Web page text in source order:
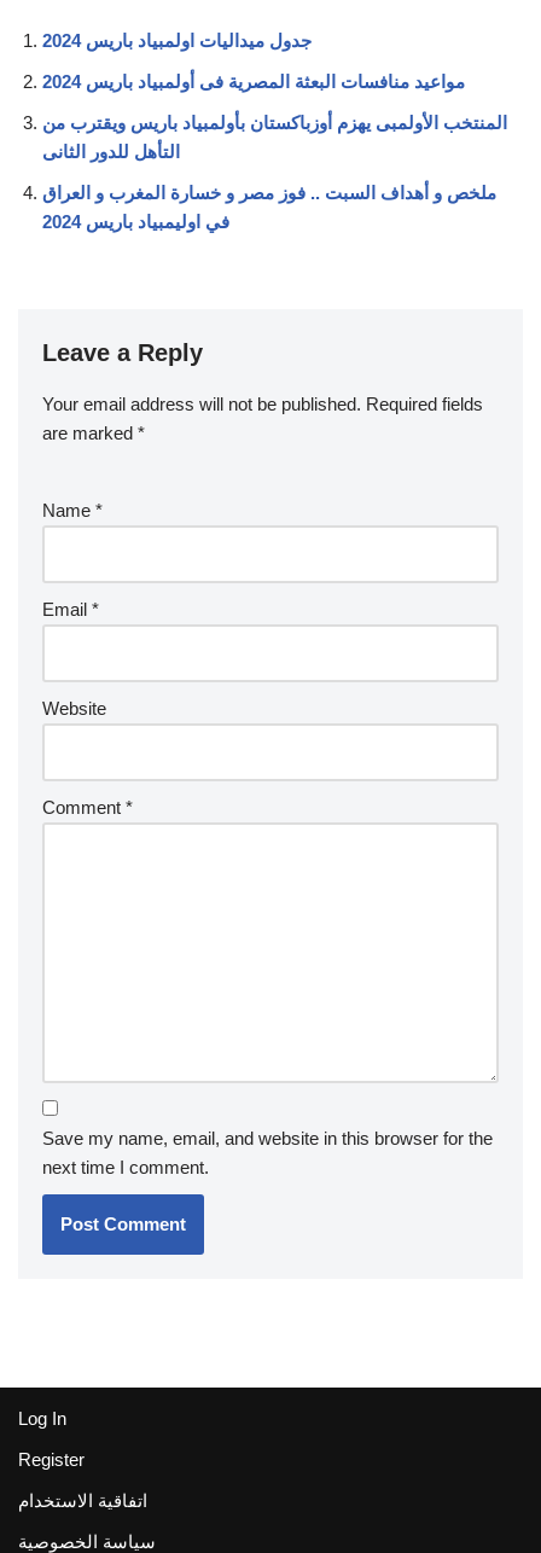
جدول ميداليات اولمبياد باريس 2024
مواعيد منافسات البعثة المصرية فى أولمبياد باريس 2024
المنتخب الأولمبى يهزم أوزباكستان بأولمبياد باريس ويقترب من
التأهل للدور الثانى
ملخص و أهداف السبت .. فوز مصر و خسارة المغرب و العراق
في اوليمبياد باريس 2024
Leave a Reply
Your email address will not be published. Required fields
are marked *
Name *
Email *
Website
Comment *
Save my name, email, and website in this browser for the
next time I comment.
Log In
Register
اتفاقية الاستخدام
سياسة الخصوصية